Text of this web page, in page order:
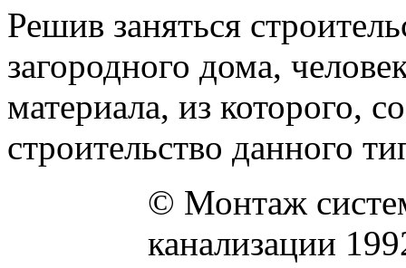
Решив заняться
загородного дома,
материала, из которого,
строительство данного
© Монтаж
канализации